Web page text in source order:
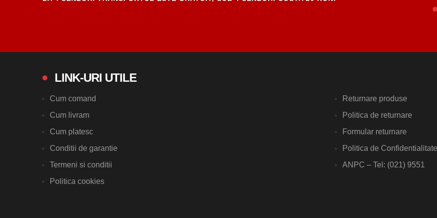
LINK-URI UTILE
Cum comand
Cum livram
Cum platesc
Conditii de garantie
Termeni si conditii
Politica cookies
Returnare produse
Politica de returnare
Formular returnare
Politica de Confidentialitate
ANPC – Tel: (021) 9551